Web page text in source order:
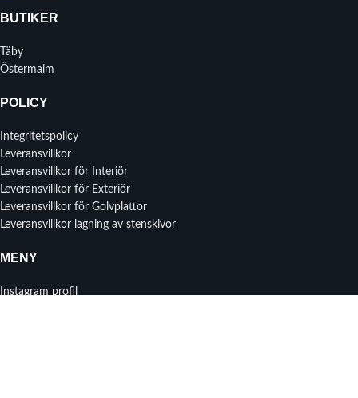
BUTIKER
Täby
Östermalm
POLICY
Integritetspolicy
Leveransvillkor
Leveransvillkor för Interiör
Leveransvillkor för Exteriör
Leveransvillkor för Golvplattor
Leveransvillkor lagning av stenskivor
MENY
Instagram profil